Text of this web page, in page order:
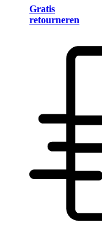
Gratis
retourneren